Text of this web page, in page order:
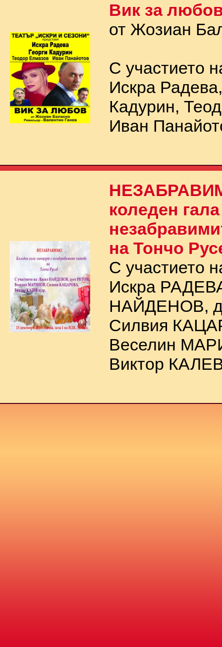
Вик за
от Жозиан
С участието
Искра
Кадурин,
Иван
коледен
на Тончо
С участието
Искра
НАЙДЕНОВ,
Силвия
Веселин
Виктор